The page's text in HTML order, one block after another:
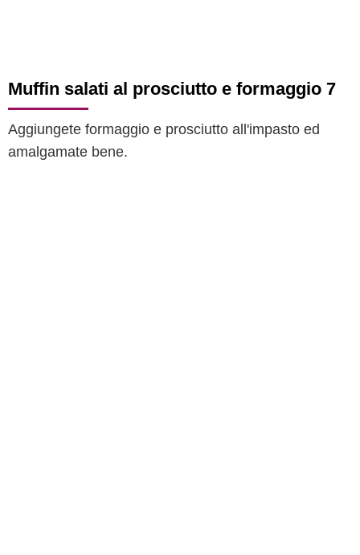
Muffin salati al prosciutto e formaggio 7
Aggiungete formaggio e prosciutto all'impasto ed
amalgamate bene.